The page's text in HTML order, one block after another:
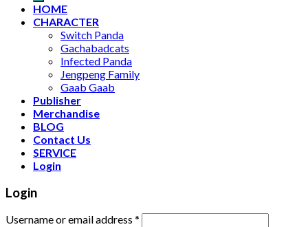
HOME
CHARACTER
Switch Panda
Gachabadcats
Infected Panda
Jengpeng Family
Gaab Gaab
Publisher
Merchandise
BLOG
Contact Us
SERVICE
Login
Login
Username or email address *